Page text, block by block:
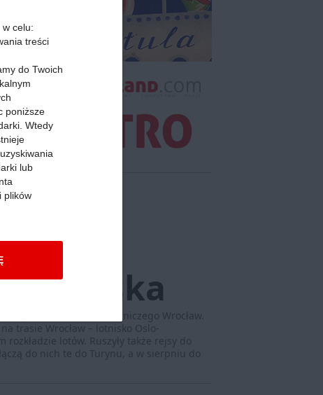
lotniska
wystartował z Portu Lotniczego Wrocław.
trasie Wrocław – lotnisko Oslo-
lotów. Ruszyły także rejsy do
do nich te do Turynu, a w sierpniu do
celu:
treści
do Twoich
poniższe
Wtedy
lub
plików